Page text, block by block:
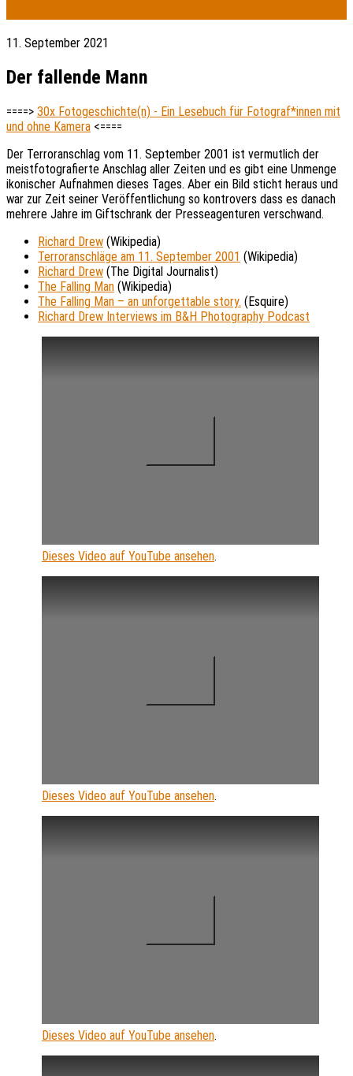
11. September 2021
Der fallende Mann
====> 30x Fotogeschichte(n) - Ein Lesebuch für Fotograf*innen mit
und ohne Kamera <====
Der Terroranschlag vom 11. September 2001 ist vermutlich der
meistfotografierte Anschlag aller Zeiten und es gibt eine Unmenge
ikonischer Aufnahmen dieses Tages. Aber ein Bild sticht heraus und
war zur Zeit seiner Veröffentlichung so kontrovers dass es danach
mehrere Jahre im Giftschrank der Presseagenturen verschwand.
Richard Drew (Wikipedia)
Terroranschläge am 11. September 2001 (Wikipedia)
Richard Drew (The Digital Journalist)
The Falling Man (Wikipedia)
The Falling Man – an unforgettable story. (Esquire)
Richard Drew Interviews im B&H Photography Podcast
Dieses Video auf YouTube ansehen.
Dieses Video auf YouTube ansehen.
Dieses Video auf YouTube ansehen.